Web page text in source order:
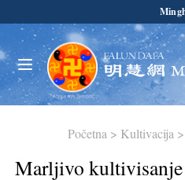
Početna > Kultivacija >
Marljivo